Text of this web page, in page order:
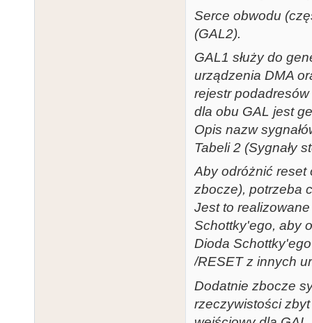
Serce obwodu
(GAL2).
GAL1 służy do
urządzenia DMA
rejestr
dla obu GAL jest
Opis nazw
Tabeli 2 (Sygnały
Aby odróżnić reset
zbocze), potrzeba
Jest to
Schottky'ego, aby
Dioda
/RESET z innych
Dodatnie zbocze
rzeczywistości